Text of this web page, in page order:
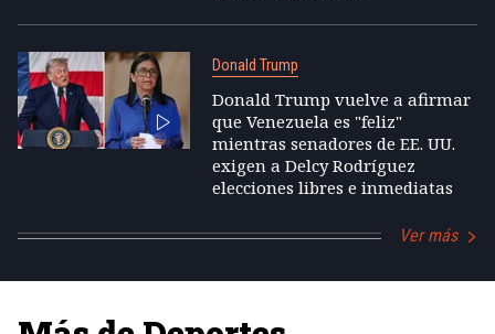
Donald Trump
Donald Trump vuelve a afirmar
que Venezuela es "feliz"
mientras senadores de EE. UU.
exigen a Delcy Rodríguez
elecciones libres e inmediatas
Ver más